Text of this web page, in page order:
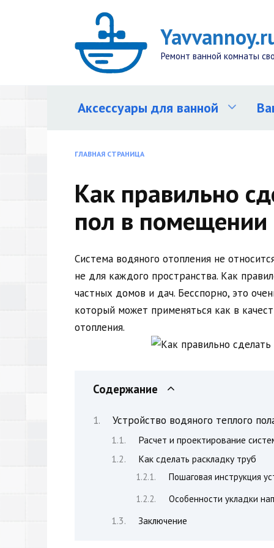
Ремонт ванной комнаты
Аксессуары для ванной
ГЛАВНАЯ СТРАНИЦА
Как правильно
пол в помещении
Система водяного отопления не
не для каждого пространства. Как
частных домов и дач. Бесспорно, это
который может применяться как в
отопления.
Содержание
Устройство водяного теплого
Расчет и проектирование
Как сделать раскладку труб
Пошаговая инструкция
Особенности укладки
Заключение